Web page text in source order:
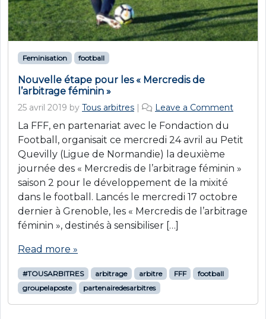
Feminisation football
Nouvelle étape pour les « Mercredis de
l’arbitrage féminin »
25 avril 2019 by Tous arbitres | Leave a Comment
La FFF, en partenariat avec le Fondaction du
Football, organisait ce mercredi 24 avril au Petit
Quevilly (Ligue de Normandie) la deuxième
journée des « Mercredis de l’arbitrage féminin »
saison 2 pour le développement de la mixité
dans le football. Lancés le mercredi 17 octobre
dernier à Grenoble, les « Mercredis de l’arbitrage
féminin », destinés à sensibiliser […]
Read more »
#TOUSARBITRES arbitrage arbitre FFF
football
groupelaposte
partenairedesarbitres